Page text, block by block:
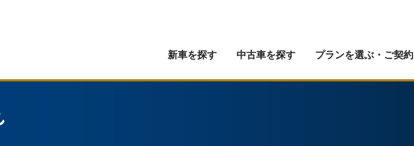
新車を探す 中古車を探す プランを選ぶ・ご契約